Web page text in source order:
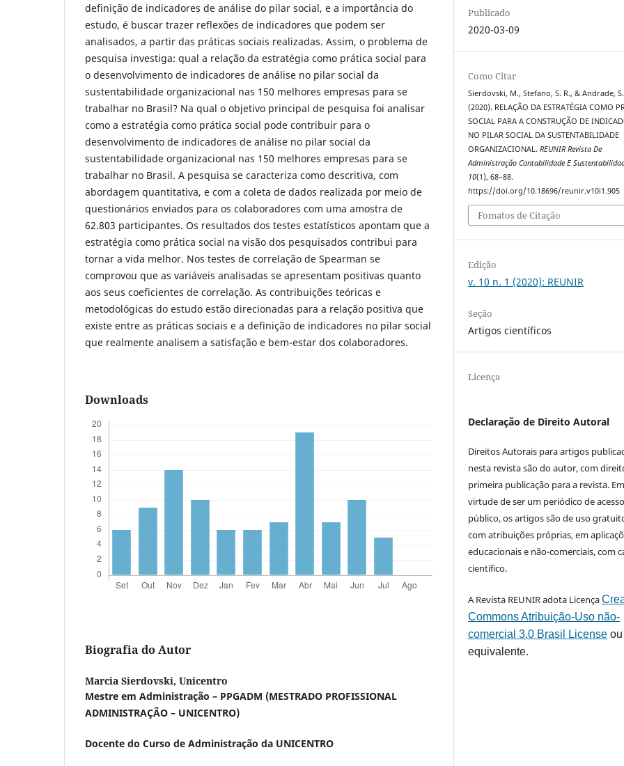
definição de indicadores de análise do pilar social, e a importância do
estudo, é buscar trazer reflexões de indicadores que podem ser
analisados, a partir das práticas sociais realizadas. Assim, o problema de
pesquisa investiga: qual a relação da estratégia como prática social para
o desenvolvimento de indicadores de análise no pilar social da
sustentabilidade organizacional nas 150 melhores empresas para se
trabalhar no Brasil? Na qual o objetivo principal de pesquisa foi analisar
como a estratégia como prática social pode contribuir para o
desenvolvimento de indicadores de análise no pilar social da
sustentabilidade organizacional nas 150 melhores empresas para se
trabalhar no Brasil. A pesquisa se caracteriza como descritiva, com
abordagem quantitativa, e com a coleta de dados realizada por meio de
questionários enviados para os colaboradores com uma amostra de
62.803 participantes. Os resultados dos testes estatísticos apontam que a
estratégia como prática social na visão dos pesquisados contribui para
tornar a vida melhor. Nos testes de correlação de Spearman se
comprovou que as variáveis analisadas se apresentam positivas quanto
aos seus coeficientes de correlação. As contribuições teóricas e
metodológicas do estudo estão direcionadas para a relação positiva que
existe entre as práticas sociais e a definição de indicadores no pilar social
que realmente analisem a satisfação e bem-estar dos colaboradores.
Downloads
Biografia do Autor
Marcia Sierdovski, Unicentro
Mestre em Administração – PPGADM (MESTRADO PROFISSIONAL
ADMINISTRAÇÃO – UNICENTRO)
Docente do Curso de Administração da UNICENTRO
Publicado
2020-03-09
Como Citar
Sierdovski, M., Stefano, S. R., & Andrade,
(2020). RELAÇÃO DA ESTRATÉGIA COMO
SOCIAL PARA A CONSTRUÇÃO DE
NO PILAR SOCIAL DA SUSTENTABILIDADE
ORGANIZACIONAL.REUNIR Revista De
Administração Contabilidade E
10(1), 68–88.
https://doi.org/10.18696/reunir.v10i1.905
Fomatos de Citação
Edição
v. 10 n. 1 (2020): REUNIR
Seção
Artigos científicos
Licença
Declaração de Direito Autoral
Direitos Autorais para artigos
nesta revista são do autor, com
primeira publicação para a revista.
virtude de ser um periódico de
público, os artigos são de uso
com atribuições próprias, em
educacionais e não-comerciais, com
científico.
A Revista REUNIR adota Licença
Commons Atribuição-Uso não-
comercial 3.0 Brasil License
equivalente.